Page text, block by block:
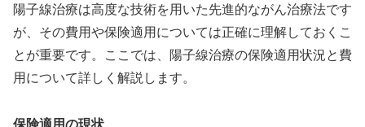
陽子線治療は高度な技術を用いた先進的ながん治療法です
が、その費用や保険適用については正確に理解しておくこ
とが重要です。ここでは、陽子線治療の保険適用状況と費
用について詳しく解説します。
保険適用の現状。